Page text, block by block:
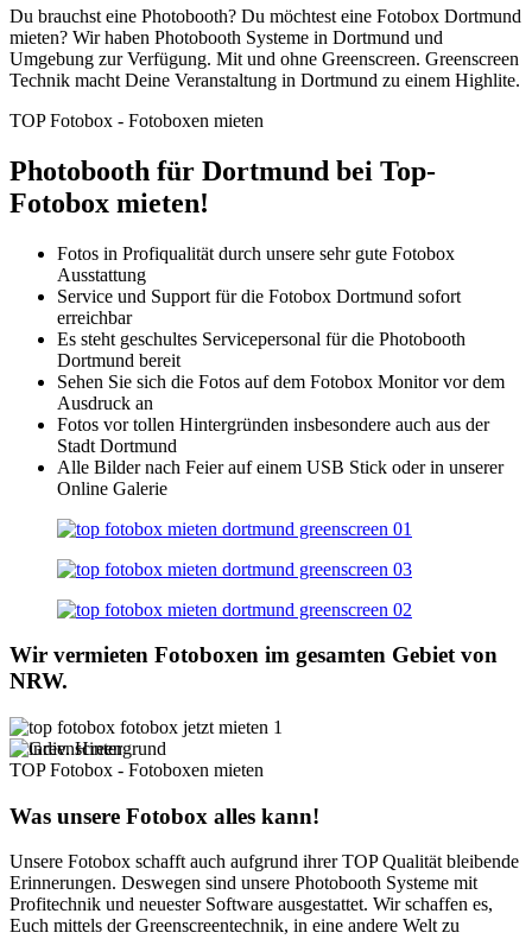
Du brauchst eine Photobooth? Du möchtest eine Fotobox Dortmund
mieten? Wir haben Photobooth Systeme in Dortmund und
Umgebung zur Verfügung. Mit und ohne Greenscreen. Greenscreen
Technik macht Deine Veranstaltung in Dortmund zu einem Highlite.
TOP Fotobox - Fotoboxen mieten
Photobooth für Dortmund bei Top-
Fotobox mieten!
Fotos in Profiqualität durch unsere sehr gute Fotobox
Ausstattung
Service und Support für die Fotobox Dortmund sofort
erreichbar
Es steht geschultes Servicepersonal für die Photobooth
Dortmund bereit
Sehen Sie sich die Fotos auf dem Fotobox Monitor vor dem
Ausdruck an
Fotos vor tollen Hintergründen insbesondere auch aus der
Stadt Dortmund
Alle Bilder nach Feier auf einem USB Stick oder in unserer
Online Galerie
Wir vermieten Fotoboxen im gesamten Gebiet von
NRW.
TOP Fotobox - Fotoboxen mieten
Was unsere Fotobox alles kann!
Unsere Fotobox schafft auch aufgrund ihrer TOP Qualität bleibende
Erinnerungen. Deswegen sind unsere Photobooth Systeme mit
Profitechnik und neuester Software ausgestattet. Wir schaffen es,
Euch mittels der Greenscreentechnik, in eine andere Welt zu